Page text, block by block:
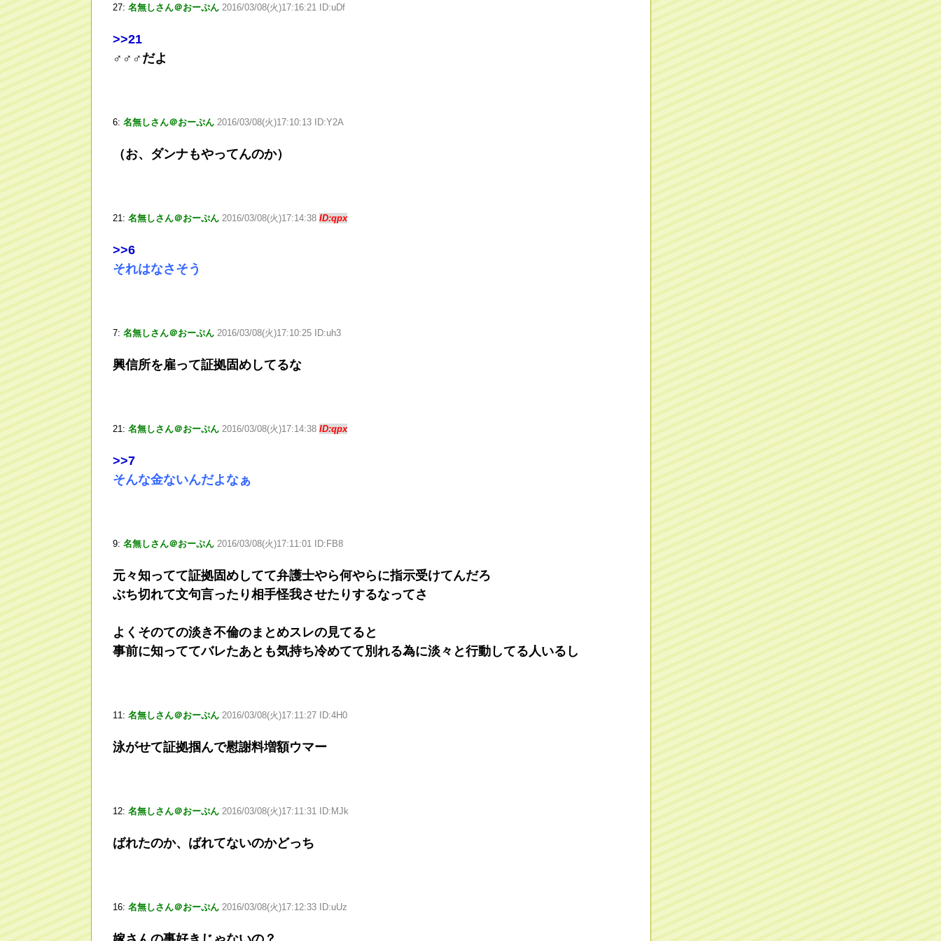
27: 名無しさん＠おーぷん 2016/03/08(火)17:16:21 ID:uDf
>>21
♂♂♂だよ
6: 名無しさん＠おーぷん 2016/03/08(火)17:10:13 ID:Y2A
（お、ダンナもやってんのか）
21: 名無しさん＠おーぷん 2016/03/08(火)17:14:38 ID:qpx
>>6
それはなさそう
7: 名無しさん＠おーぷん 2016/03/08(火)17:10:25 ID:uh3
興信所を雇って証拠固めしてるな
21: 名無しさん＠おーぷん 2016/03/08(火)17:14:38 ID:qpx
>>7
そんな金ないんだよなぁ
9: 名無しさん＠おーぷん 2016/03/08(火)17:11:01 ID:FB8
元々知ってて証拠固めしてて弁護士やら何やらに指示受けてんだろ
ぶち切れて文句言ったり相手怪我させたりするなってさ
よくそのての淡き不倫のまとめスレの見てると
事前に知っててバレたあとも気持ち冷めてて別れる為に淡々と行動してる人いるし
11: 名無しさん＠おーぷん 2016/03/08(火)17:11:27 ID:4H0
泳がせて証拠掴んで慰謝料増額ウマー
12: 名無しさん＠おーぷん 2016/03/08(火)17:11:31 ID:MJk
ばれたのか、ばれてないのかどっち
16: 名無しさん＠おーぷん 2016/03/08(火)17:12:33 ID:uUz